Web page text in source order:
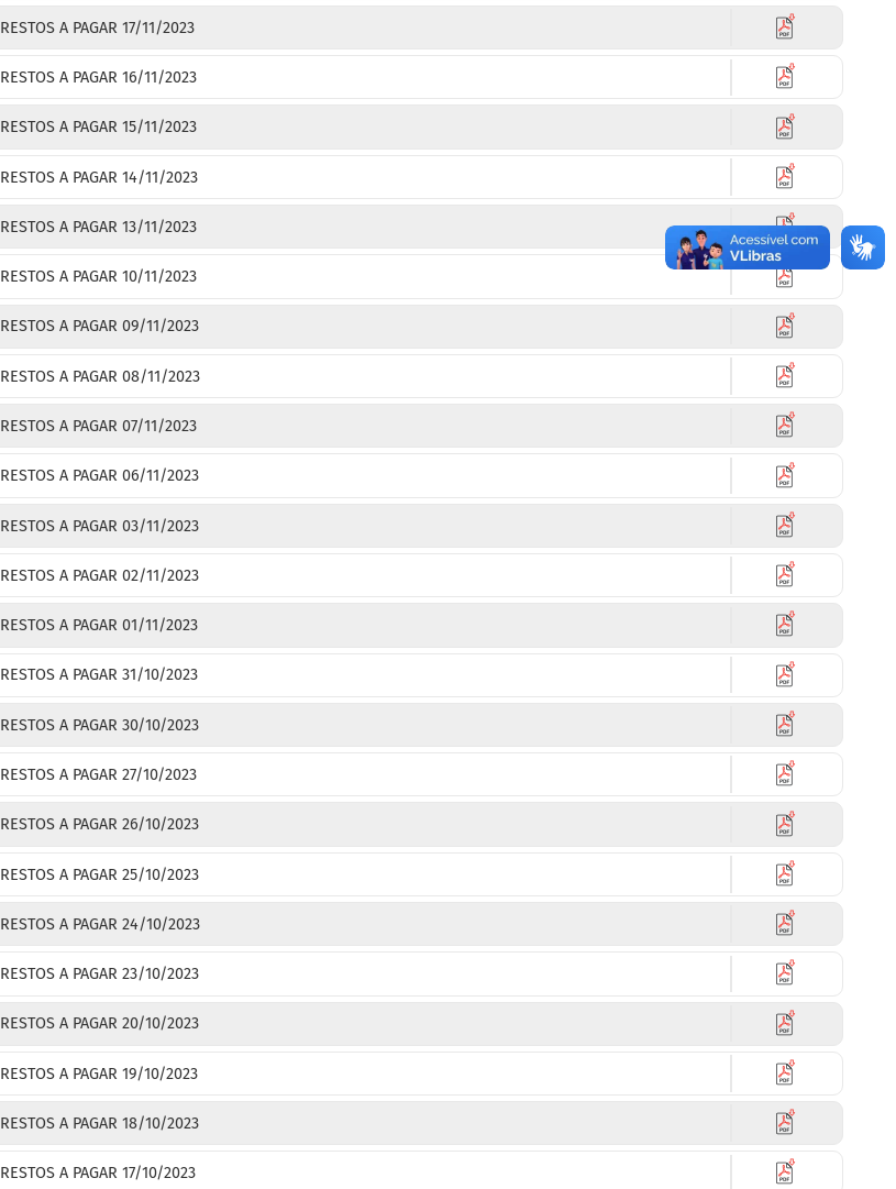
RESTOS A PAGAR 17/11/2023
RESTOS A PAGAR 16/11/2023
RESTOS A PAGAR 15/11/2023
RESTOS A PAGAR 14/11/2023
RESTOS A PAGAR 13/11/2023
RESTOS A PAGAR 10/11/2023
RESTOS A PAGAR 09/11/2023
RESTOS A PAGAR 08/11/2023
RESTOS A PAGAR 07/11/2023
RESTOS A PAGAR 06/11/2023
RESTOS A PAGAR 03/11/2023
RESTOS A PAGAR 02/11/2023
RESTOS A PAGAR 01/11/2023
RESTOS A PAGAR 31/10/2023
RESTOS A PAGAR 30/10/2023
RESTOS A PAGAR 27/10/2023
RESTOS A PAGAR 26/10/2023
RESTOS A PAGAR 25/10/2023
RESTOS A PAGAR 24/10/2023
RESTOS A PAGAR 23/10/2023
RESTOS A PAGAR 20/10/2023
RESTOS A PAGAR 19/10/2023
RESTOS A PAGAR 18/10/2023
RESTOS A PAGAR 17/10/2023